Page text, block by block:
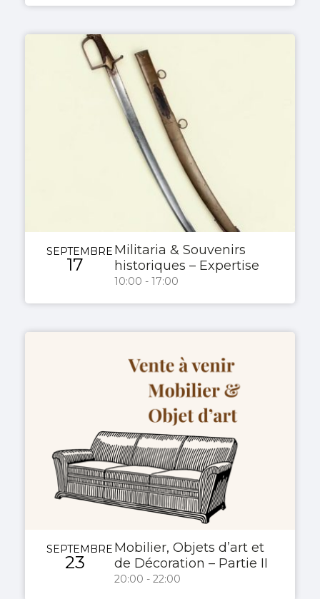
SEPTEMBRE
17
Militaria & Souvenirs
historiques – Expertise
10:00 - 17:00
SEPTEMBRE
23
Mobilier, Objets d’art et
de Décoration – Partie II
20:00 - 22:00